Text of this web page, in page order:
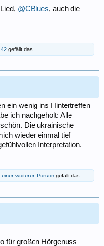
@CBlues, auch die
gefällt das.
ein wenig ins Hintertreffen
ich nachgeholt: Alle
Die ukrainische
wieder einmal tief
Interpretation.
einer weiteren Person gefällt das.
für großen Hörgenuss